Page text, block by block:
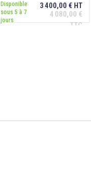
Disponible
sous 5 à 7
jours
3 400,00 € HT
4 080,00 €
TTC
Ajouter au